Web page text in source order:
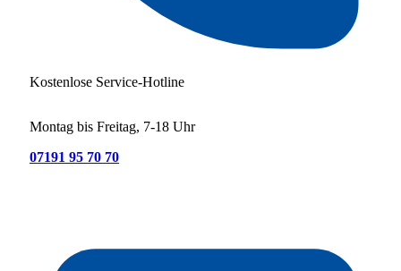
Kostenlose Service-Hotline
Montag bis Freitag, 7-18 Uhr
07191 95 70 70